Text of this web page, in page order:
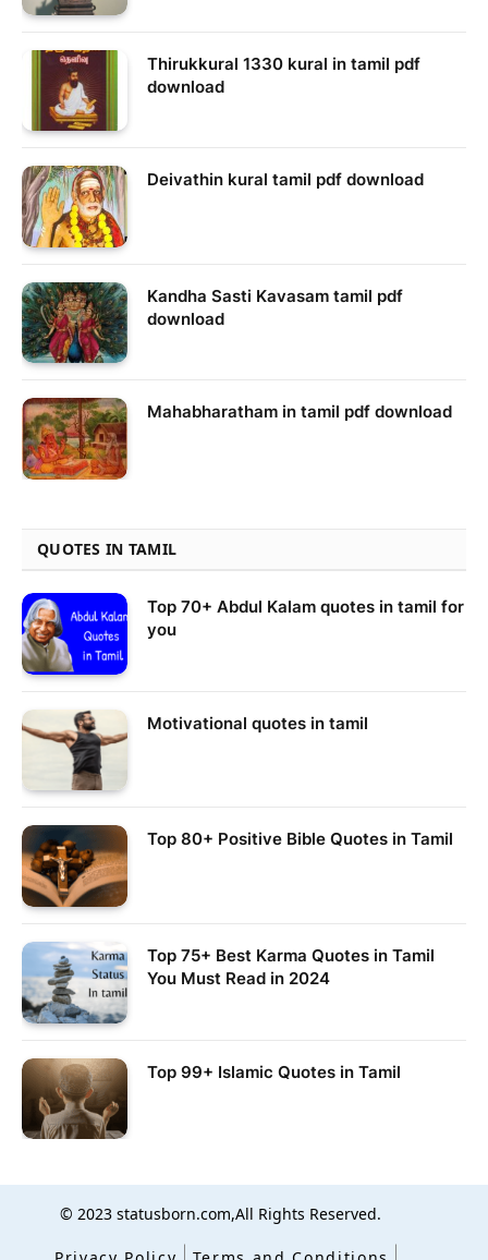
Thirukkural 1330 kural in tamil pdf
download
Deivathin kural tamil pdf download
Kandha Sasti Kavasam tamil pdf
download
Mahabharatham in tamil pdf download
QUOTES IN TAMIL
Top 70+ Abdul Kalam quotes in tamil for
you
Motivational quotes in tamil
Top 80+ Positive Bible Quotes in Tamil
Top 75+ Best Karma Quotes in Tamil
You Must Read in 2024
Top 99+ Islamic Quotes in Tamil
© 2023 statusborn.com,All Rights Reserved.